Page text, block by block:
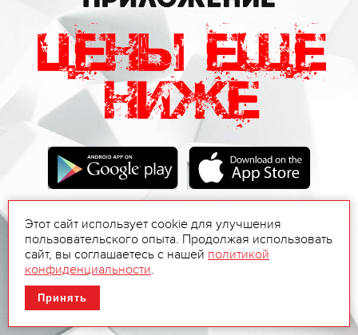
Этот сайт использует cookie для улучшения
пользовательского опыта. Продолжая использовать
сайт, вы соглашаетесь с нашей политикой
конфиденциальности.
Принять